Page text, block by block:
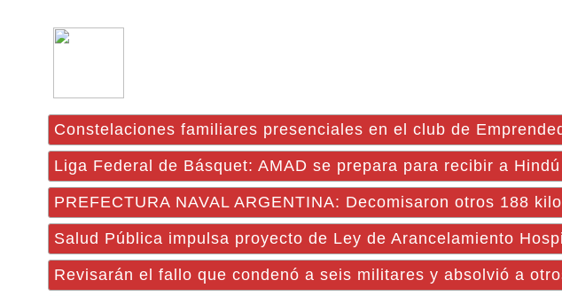
Constelaciones familiares presenciales en el club de
Liga Federal de Básquet: AMAD se prepara para recibir a Hindú
PREFECTURA NAVAL ARGENTINA: Decomisaron otros 188
Salud Pública impulsa proyecto de Ley de Arancelamiento
Revisarán el fallo que condenó a seis militares y absolvió a